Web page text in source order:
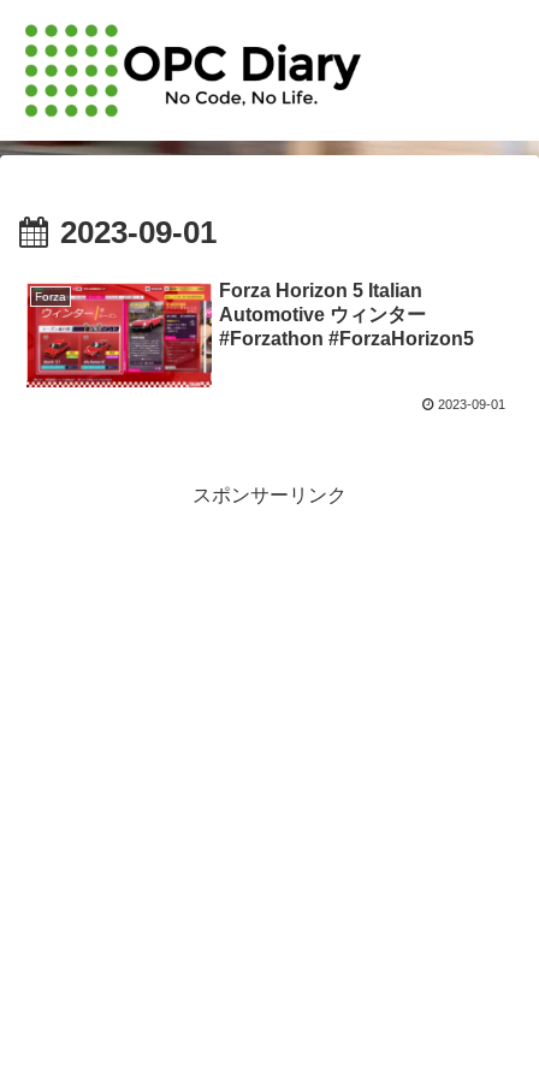
2023-09-01
Forza
Forza Horizon 5 Italian
Automotive ウィンター
#Forzathon #ForzaHorizon5
2023-09-01
スポンサーリンク